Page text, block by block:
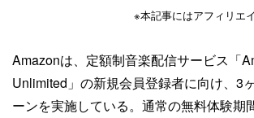
※本記事にはアフィリエ
Amazonは、定額制音楽配信サービス「
Unlimited」の新規会員登録者に向け、3
ーンを実施している。通常の無料体験期